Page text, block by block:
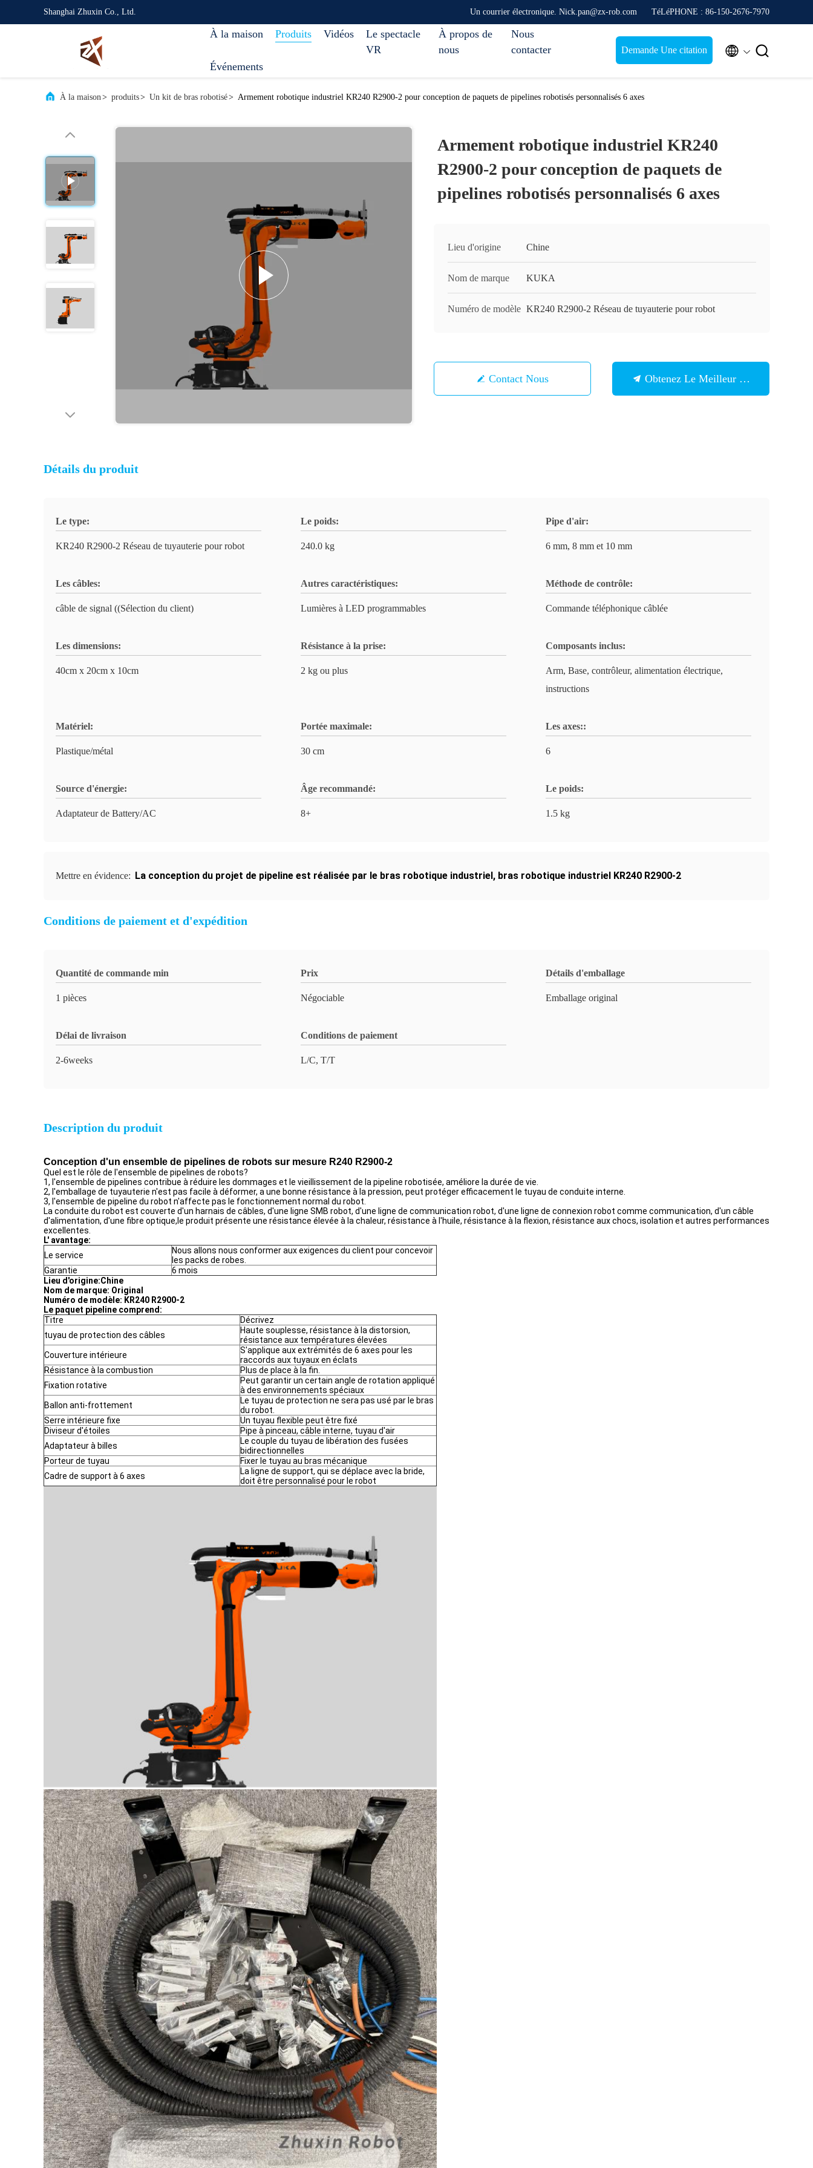
Shanghai Zhuxin Co., Ltd. Un courrier électronique. Nick.pan@zx-rob.com TéLéPHONE : 86-150-2676-7970
À la maison Produits Vidéos
Le spectacle
VR
À propos de
nous
Nous
contacter
Événements
Demande Une citation  
À la maison> produits> Un kit de bras robotisé> Armement robotique industriel KR240 R2900-2 pour conception de paquets de pipelines robotisés personnalisés 6 axes
Armement robotique industriel KR240
R2900-2 pour conception de paquets de
pipelines robotisés personnalisés 6 axes
Lieu d'origine Chine
Nom de marque KUKA
Numéro de modèle KR240 R2900-2 Réseau de tuyauterie pour robot
Contact Nous Obtenez Le Meilleur Prix
Détails du produit
Le type:
KR240 R2900-2 Réseau de tuyauterie pour robot
Le poids:
240.0 kg
Pipe d'air:
6 mm, 8 mm et 10 mm
Les câbles:
câble de signal ((Sélection du client)
Autres caractéristiques:
Lumières à LED programmables
Méthode de contrôle:
Commande téléphonique câblée
Les dimensions:
40cm x 20cm x 10cm
Résistance à la prise:
2 kg ou plus
Composants inclus:
Arm, Base, contrôleur, alimentation électrique,
instructions
Matériel:
Plastique/métal
Portée maximale:
30 cm
Les axes::
6
Source d'énergie:
Adaptateur de Battery/AC
Âge recommandé:
8+
Le poids:
1.5 kg
Mettre en évidence: La conception du projet de pipeline est réalisée par le bras robotique industriel, bras robotique industriel KR240 R2900-2
Conditions de paiement et d'expédition
Quantité de commande min
1 pièces
Prix
Négociable
Détails d'emballage
Emballage original
Délai de livraison
2-6weeks
Conditions de paiement
L/C, T/T
Description du produit
Conception d'un ensemble de pipelines de robots sur mesure R240 R2900-2
Quel est le rôle de l'ensemble de pipelines de robots?
1, l'ensemble de pipelines contribue à réduire les dommages et le vieillissement de la pipeline robotisée, améliore la durée de vie.
2, l'emballage de tuyauterie n'est pas facile à déformer, a une bonne résistance à la pression, peut protéger efficacement le tuyau de conduite interne.
3, l'ensemble de pipeline du robot n'affecte pas le fonctionnement normal du robot.
La conduite du robot est couverte d'un harnais de câbles, d'une ligne SMB robot, d'une ligne de communication robot, d'une ligne de connexion robot comme communication, d'un câble
d'alimentation, d'une fibre optique,le produit présente une résistance élevée à la chaleur, résistance à l'huile, résistance à la flexion, résistance aux chocs, isolation et autres performances
excellentes.
L' avantage:
Le service
Nous allons nous conformer aux exigences du client pour concevoir
les packs de robes.
Garantie
6 mois
Lieu d'origine:Chine
Nom de marque: Original
Numéro de modèle: KR240 R2900-2
Le paquet pipeline comprend:
Titre
Décrivez
tuyau de protection des câbles
Haute souplesse, résistance à la distorsion,
résistance aux températures élevées
Couverture intérieure
S'applique aux extrémités de 6 axes pour les
raccords aux tuyaux en éclats
Résistance à la combustion
Plus de place à la fin.
Fixation rotative
Peut garantir un certain angle de rotation appliqué
à des environnements spéciaux
Ballon anti-frottement
Le tuyau de protection ne sera pas usé par le bras
du robot.
Serre intérieure fixe
Un tuyau flexible peut être fixé
Diviseur d'étoiles
Pipe à pinceau, câble interne, tuyau d'air
Adaptateur à billes
Le couple du tuyau de libération des fusées
bidirectionnelles
Porteur de tuyau
Fixer le tuyau au bras mécanique
Cadre de support à 6 axes
La ligne de support, qui se déplace avec la bride,
doit être personnalisé pour le robot